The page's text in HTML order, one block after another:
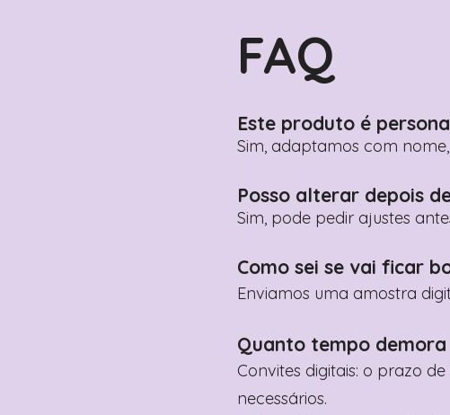
FAQ
Este produto é
Sim, adaptamos com
Posso alterar depois
Sim, pode pedir ajustes
Como sei se vai ficar
Enviamos uma amostra
Quanto tempo
Convites digitais: o prazo
necessários.